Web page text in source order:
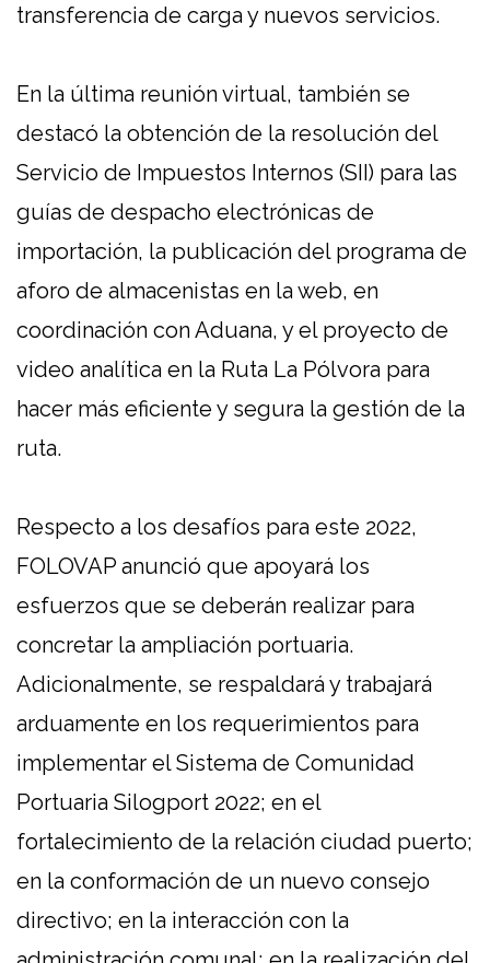
transferencia de carga y nuevos servicios.
En la última reunión virtual, también se
destacó la obtención de la resolución del
Servicio de Impuestos Internos (SII) para las
guías de despacho electrónicas de
importación, la publicación del programa de
aforo de almacenistas en la web, en
coordinación con Aduana, y el proyecto de
video analítica en la Ruta La Pólvora para
hacer más eficiente y segura la gestión de la
ruta.
Respecto a los desafíos para este 2022,
FOLOVAP anunció que apoyará los
esfuerzos que se deberán realizar para
concretar la ampliación portuaria.
Adicionalmente, se respaldará y trabajará
arduamente en los requerimientos para
implementar el Sistema de Comunidad
Portuaria Silogport 2022; en el
fortalecimiento de la relación ciudad puerto;
en la conformación de un nuevo consejo
directivo; en la interacción con la